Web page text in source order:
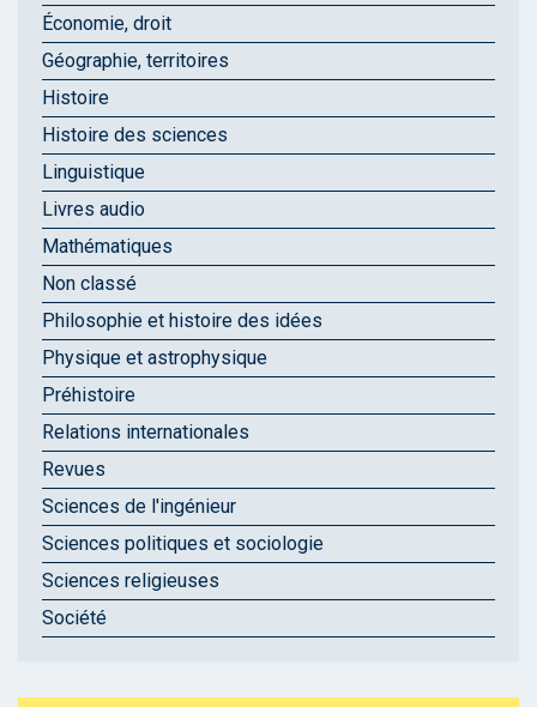
Économie, droit
Géographie, territoires
Histoire
Histoire des sciences
Linguistique
Livres audio
Mathématiques
Non classé
Philosophie et histoire des idées
Physique et astrophysique
Préhistoire
Relations internationales
Revues
Sciences de l'ingénieur
Sciences politiques et sociologie
Sciences religieuses
Société